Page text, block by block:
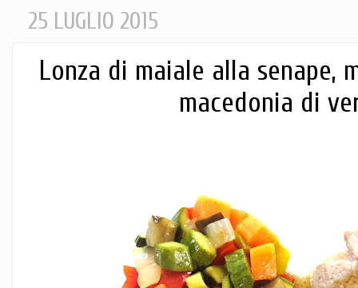
25 LUGLIO 2015
Lonza di maiale alla senape,
macedonia di